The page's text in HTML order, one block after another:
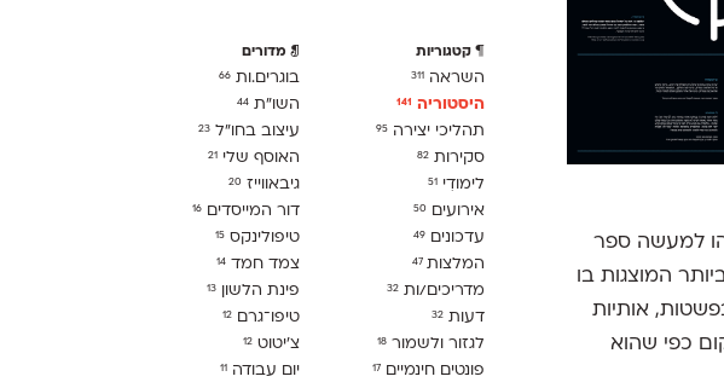
למעשה ספר
המוצגות בו
אותיות
כפי שהוא
קטגוריות
השראה 311
היסטוריה 141
תהליכי יצירה 95
סקירות 82
לימודִי 51
אירועים 50
עדכונים 49
המלצות47
מדריכים/ות 32
דעות 32
לגזור ולשמור 18
פונטים חינמיים 17
מדורים
בוגרים.ות 66
השו״ת 44
עיצוב בחו"ל 23
האוסף שלי 21
גיבאווייז 20
דור המייסדים 16
טיפולינקס 15
צמד חמד 14
פינת הלשון 13
טיפו־גרם 12
צ׳יטוט 12
יום עבודה 11